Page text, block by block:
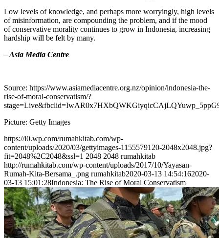
Low levels of knowledge, and perhaps more worryingly, high levels
of misinformation, are compounding the problem, and if the mood
of conservative morality continues to grow in Indonesia, increasing
hardship will be felt by many.
– Asia Media Centre
Source: https://www.asiamediacentre.org.nz/opinion/indonesia-the-
rise-of-moral-conservatism/?
Picture: Getty Images
https://i0.wp.com/rumahkitab.com/wp-
content/uploads/2020/03/gettyimages-1155579120-2048x2048.jpg?
fit=2048%2C2048&ssl=1 2048 2048 rumahkitab
http://rumahkitab.com/wp-content/uploads/2017/10/Yayasan-
Rumah-Kita-Bersama_.png rumahkitab2020-03-13 14:54:162020-
03-13 15:01:28Indonesia: The Rise of Moral Conservatism